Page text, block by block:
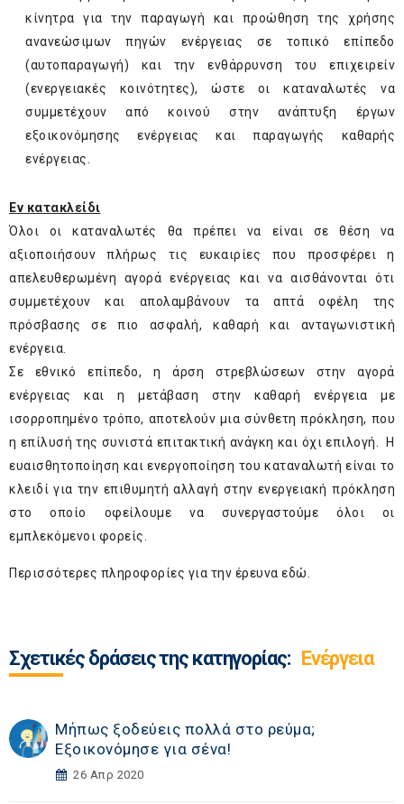
κίνητρα για την παραγωγή και προώθηση της χρήσης
ανανεώσιμων πηγών ενέργειας σε τοπικό επίπεδο
(αυτοπαραγωγή) και την ενθάρρυνση του επιχειρείν
(ενεργειακές κοινότητες), ώστε οι καταναλωτές να
συμμετέχουν από κοινού στην ανάπτυξη έργων
εξοικονόμησης ενέργειας και παραγωγής καθαρής
ενέργειας.
Εν κατακλείδι
Όλοι οι καταναλωτές θα πρέπει να είναι σε θέση να
αξιοποιήσουν πλήρως τις ευκαιρίες που προσφέρει η
απελευθερωμένη αγορά ενέργειας και να αισθάνονται ότι
συμμετέχουν και απολαμβάνουν τα απτά οφέλη της
πρόσβασης σε πιο ασφαλή, καθαρή και ανταγωνιστική
ενέργεια.
Σε εθνικό επίπεδο, η άρση στρεβλώσεων στην αγορά
ενέργειας και η μετάβαση στην καθαρή ενέργεια με
ισορροπημένο τρόπο, αποτελούν μια σύνθετη πρόκληση, που
η επίλυσή της συνιστά επιτακτική ανάγκη και όχι επιλογή. Η
ευαισθητοποίηση και ενεργοποίηση του καταναλωτή είναι το
κλειδί για την επιθυμητή αλλαγή στην ενεργειακή πρόκληση
στο οποίο οφείλουμε να συνεργαστούμε όλοι οι
εμπλεκόμενοι φορείς.
Περισσότερες πληροφορίες για την έρευνα εδώ.
Σχετικές δράσεις της κατηγορίας: Ενέργεια
Μήπως ξοδεύεις πολλά στο ρεύμα;
Εξοικονόμησε για σένα!
26 Απρ 2020